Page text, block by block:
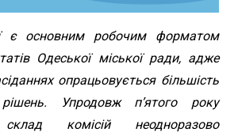
є основним робочим форматом
Одеської міської ради, адже
опрацьовується більшість
рішень. Упродовж п’ятого року
комісій неодноразово